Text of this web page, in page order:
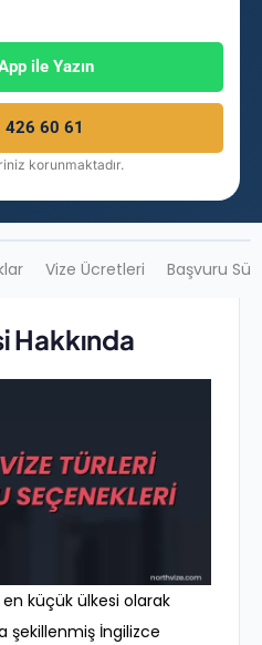
ile Yazın
426 60 61
korunmaktadır.
Vize Ücretleri Başvuru
Hakkında
en küçük ülkesi olarak
şekillenmiş İngilizce